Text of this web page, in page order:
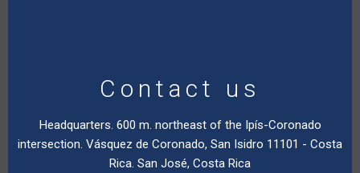
Contact us
Headquarters. 600 m. northeast of the Ipís-Coronado
intersection. Vásquez de Coronado, San Isidro 11101 - Costa
Rica. San José, Costa Rica